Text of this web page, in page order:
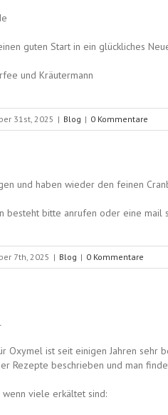
guten Start in ein glückliches
und Kräutermann
31st, 2025 | Blog | 0 Kommentare
und haben wieder den feinen
besteht bitte anrufen oder eine mail
7th, 2025 | Blog | 0 Kommentare
Oxymel ist seit einigen Jahren sehr
Rezepte beschrieben und man
wenn viele erkältet sind: